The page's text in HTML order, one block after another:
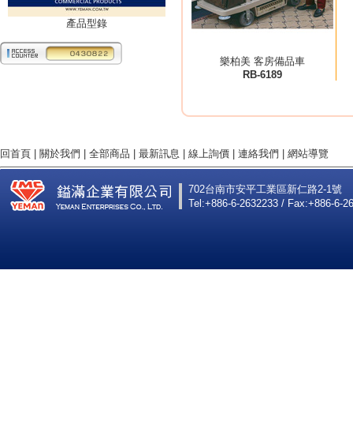
產品型錄
樂柏美 客房備品車
RB-6189
回首頁 關於我們 全部商品 最新訊息 線上詢價 連絡我們 網站導覽
702台南市安平工業區新仁路2-1號
Tel:+886-6-2632233 / Fax:+886-6-